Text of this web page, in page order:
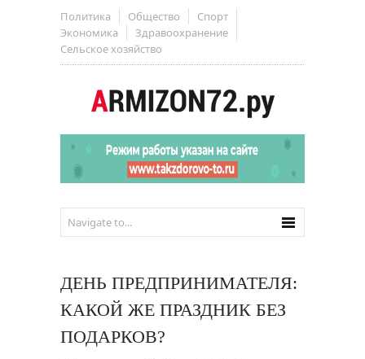
Политика Общество
Спорт
Экономика
Здравоохранение
Сельское хозяйство
ДЕНЬ ПРЕДПРИНИМАТЕЛЯ:
КАКОЙ ЖЕ ПРАЗДНИК БЕЗ
ПОДАРКОВ?